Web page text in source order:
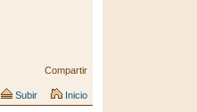
Compartir
Subir Inicio